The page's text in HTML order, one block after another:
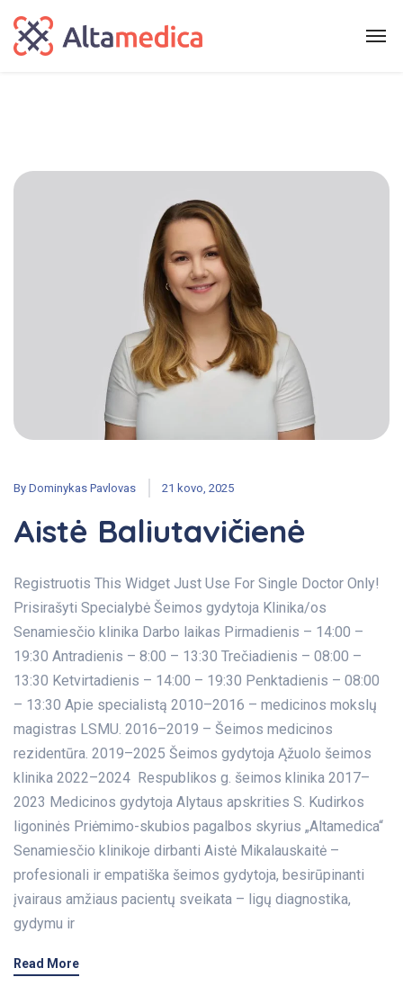
By Dominykas Pavlovas 21 kovo, 2025
Aistė Baliutavičienė
Registruotis This Widget Just Use For Single Doctor Only!
Prisirašyti Specialybė Šeimos gydytoja Klinika/os
Senamiesčio klinika Darbo laikas Pirmadienis – 14:00 –
19:30 Antradienis – 8:00 – 13:30 Trečiadienis – 08:00 –
13:30 Ketvirtadienis – 14:00 – 19:30 Penktadienis – 08:00
– 13:30 Apie specialistą 2010–2016 – medicinos mokslų
magistras LSMU. 2016–2019 – Šeimos medicinos
rezidentūra. 2019–2025 Šeimos gydytoja Ąžuolo šeimos
klinika 2022–2024 Respublikos g. šeimos klinika 2017–
2023 Medicinos gydytoja Alytaus apskrities S. Kudirkos
ligoninės Priėmimo-skubios pagalbos skyrius „Altamedica“
Senamiesčio klinikoje dirbanti Aistė Mikalauskaitė –
profesionali ir empatiška šeimos gydytoja, besirūpinanti
įvairaus amžiaus pacientų sveikata – ligų diagnostika,
gydymu ir
Read More